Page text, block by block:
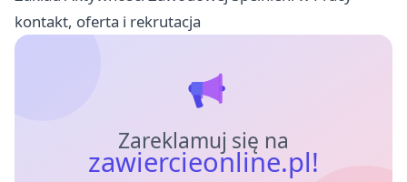
kontakt, oferta i rekrutacja
Zareklamuj się na
zawiercieonline.pl!